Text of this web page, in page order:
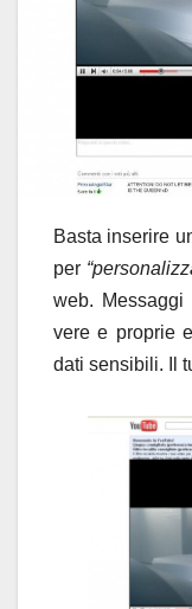
Basta inserire
per
web.
vere e proprie
dati sensibili. Il